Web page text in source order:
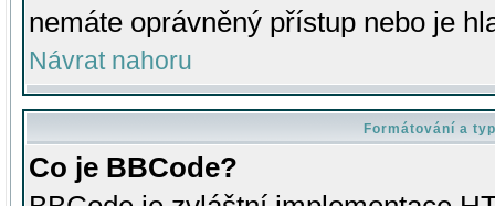
nemáte oprávněný přístup nebo je
Návrat nahoru
Formátování a
Co je BBCode?